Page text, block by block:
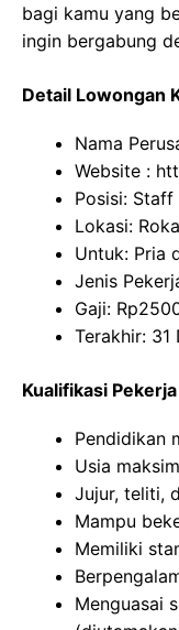
bagi kamu yang
ingin bergabung
Detail Lowongan
Nama
Website :
Posisi: Staff
Lokasi:
Untuk: Pria
Jenis
Gaji: Rp
Terakhir: 31
Kualifikasi Pekerja
Pendidikan
Usia
Jujur, teliti,
Mampu
Memiliki
Menguasai